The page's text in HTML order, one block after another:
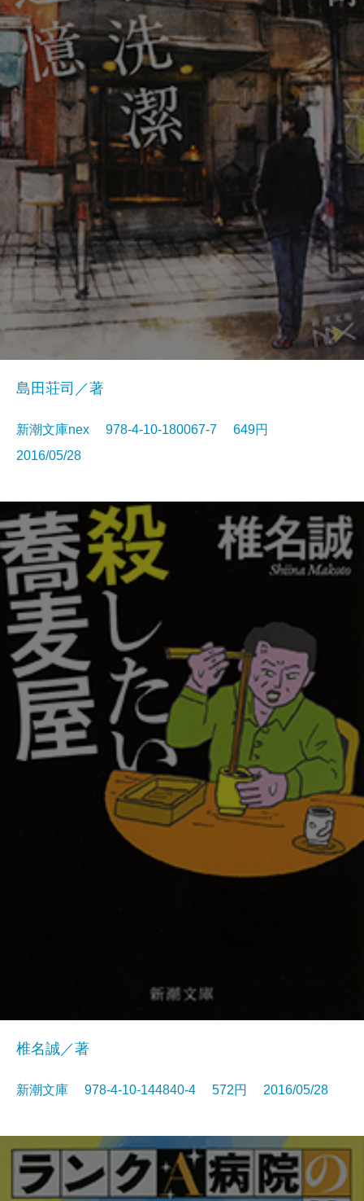
島田荘司／著
新潮文庫nex 978-4-10-180067-7 649円
2016/05/28
椎名誠／著
新潮文庫 978-4-10-144840-4 572円 2016/05/28